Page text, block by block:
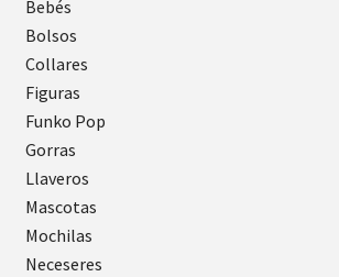
Bebés
Bolsos
Collares
Figuras
Funko Pop
Gorras
Llaveros
Mascotas
Mochilas
Neceseres